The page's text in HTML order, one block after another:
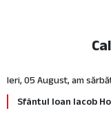
Ieri, 05 August, am
Sfântul Ioan Iacob